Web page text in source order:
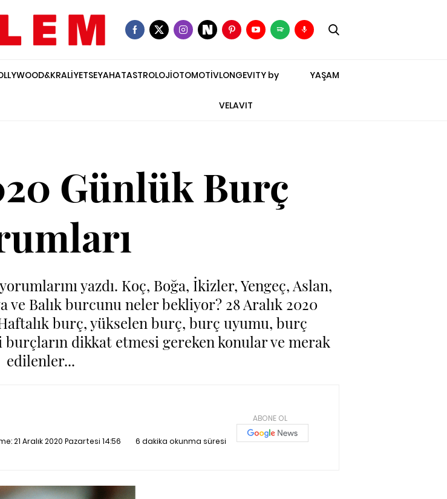
SEYAHATASTROLOJİOTOMOTİVLONGEVITY by
VELAVIT
YAŞAM
Günlük Burç
yazdı. Koç, Boğa, İkizler, Yengeç, Aslan,
ve Balık burcunu neler bekliyor? 28 Aralık 2020
burç, yükselen burç, burç uyumu, burç
dikkat etmesi gereken konular ve merak
edilenler...
21 Aralık 2020 Pazartesi 14:56 6 dakika okunma süresi
ABONE OL